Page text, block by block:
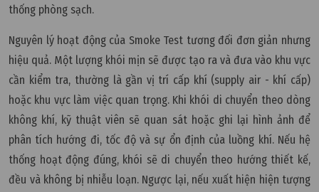
thống phòng sạch.
Nguyên lý hoạt động của Smoke Test tương đối đơn giản nhưng
hiệu quả. Một lượng khói mịn sẽ được tạo ra và đưa vào khu vực
cần kiểm tra, thường là gần vị trí cấp khí (supply air - khí cấp)
hoặc khu vực làm việc quan trọng. Khi khói di chuyển theo dòng
không khí, kỹ thuật viên sẽ quan sát hoặc ghi lại hình ảnh để
phân tích hướng đi, tốc độ và sự ổn định của luồng khí. Nếu hệ
thống hoạt động đúng, khói sẽ di chuyển theo hướng thiết kế,
đều và không bị nhiễu loạn. Ngược lại, nếu xuất hiện hiện tượng